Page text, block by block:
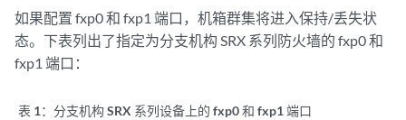
如果配置 fxp0 和 fxp1 端口，机箱群集将进入保持/丢失状
态。下表列出了指定为分支机构 SRX 系列防火墙的 fxp0 和
fxp1 端口：
表 1： 分支机构 SRX 系列设备上的 fxp0 和 fxp1 端口